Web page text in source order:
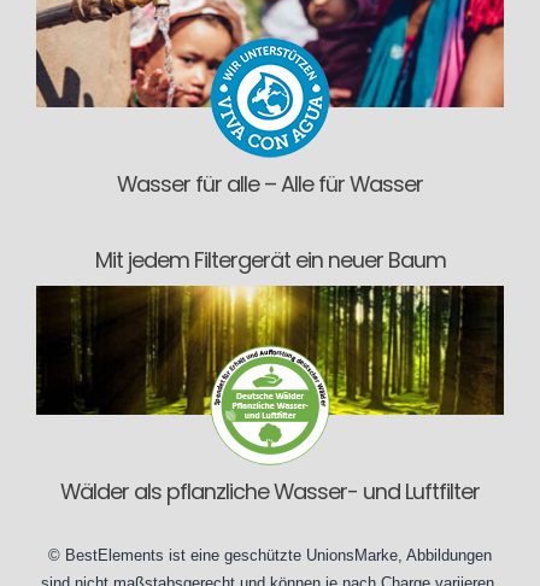
Wasser für alle – Alle für Wasser
Mit jedem Filtergerät ein neuer Baum
Wälder als pflanzliche Wasser- und Luftfilter
© BestElements ist eine geschützte UnionsMarke, Abbildungen